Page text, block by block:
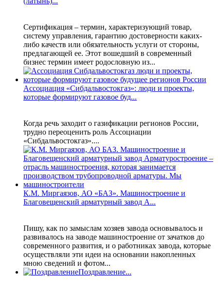
Сертификация – термин, характеризующий товар,
систему управления, гарантию достоверности каких-
либо качеств или обязательность услуги от стороны,
предлагающей ее. Этот вошедший в современный
бизнес термин имеет родословную из...
Ассоциация «Сибдальвостокгаз»: люди и проекты,
которые формируют газовое буд...
Когда речь заходит о газификации регионов России,
трудно переоценить роль Ассоциации
«Сибдальвостокгаз»....
К.М. Миргаязов, АО «БАЗ». Машиностроение и
Благовещенский арматурный завод А...
Пишу, как по замыслам хозяев завода основывалось и
развивалось на заводе машиностроение от зачатков до
современного развития, и о работниках завода, которые
осуществляли эти идеи на основании накопленных
мною сведений и фотом...
Поздравление...